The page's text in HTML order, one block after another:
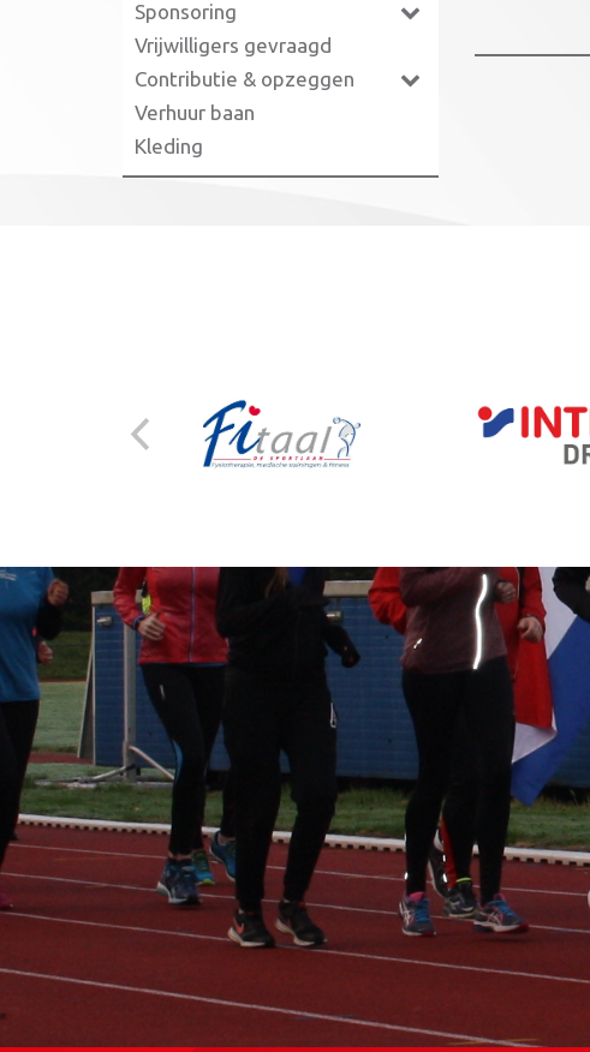
Sponsoring
Vrijwilligers gevraagd
Contributie & opzeggen
Verhuur baan
Kleding